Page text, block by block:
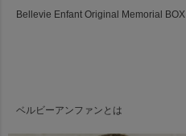
Bellevie Enfant Original Memorial BOX
ベルビーアンファンとは